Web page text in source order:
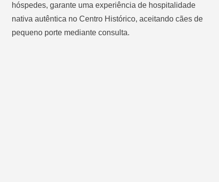
hóspedes, garante uma experiência de hospitalidade
nativa autêntica no Centro Histórico, aceitando cães de
pequeno porte mediante consulta.